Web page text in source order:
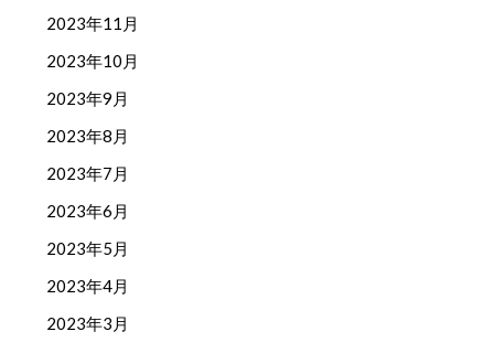
2023年11月
2023年10月
2023年9月
2023年8月
2023年7月
2023年6月
2023年5月
2023年4月
2023年3月